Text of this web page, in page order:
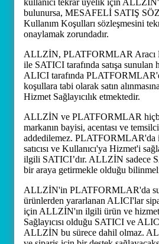
kullanıcı tekrar üyelik için
bulunursa, MESAFELİ SATIŞ
Kullanım Koşulları sözleşmesini
onaylamak zorundadır.
ALLZİN, PLATFORMLAR Aracı
ile SATICI tarafında satışa sunulan
ALICI tarafında
koşullara tabi olarak satın
Hizmet Sağlayıcılık etmektedir.
ALLZİN ve PLATFORMLAR
markanın bayisi, acentası ve
addedilemez. PLATFORMLAR'da
satıcısı ve Kullanıcı'ya Hizmet'i
ilgili SATICI’dır. ALLZİN sadece
bir araya getirmekle olduğu
ALLZİN'in PLATFORMLAR'da
ürünlerden yararlanan ALICI'lar
için ALLZİN'ın ilgili ürün ve
Sağlayıcısı olduğu SATICI ve
ALLZİN bu sürece dahil olmaz.